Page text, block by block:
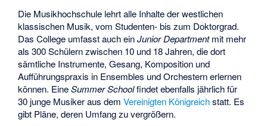
Die Musikhochschule lehrt alle Inhalte der westlichen
klassischen Musik, vom Studenten- bis zum Doktorgrad.
Das College umfasst auch einJunior Departmentmit mehr
als 300 Schülern zwischen 10 und 18 Jahren, die dort
sämtliche Instrumente, Gesang, Komposition und
Aufführungspraxis in Ensembles und Orchestern erlernen
können. EineSummer Schoolfindet ebenfalls jährlich für
30 junge Musiker aus demVereinigten Königreichstatt. Es
gibt Pläne, deren Umfang zu vergrößern.